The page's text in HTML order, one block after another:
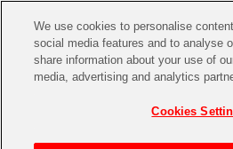
CHANNEL STORE
アイドルマスターシリーズ
イベントグッズ
We use cookies to personalise
social media features and to analyse
share information about your use of
media, advertising and analytics
Cookies